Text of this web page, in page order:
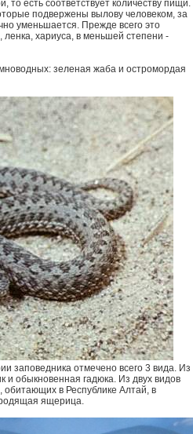
то есть соответствует количеству пищи.
подвержены вылову человеком, за
уменьшается. Прежде всего это
хариуса, в меньшей степени -
зеленая жаба и остромордая
заповедника отмечено всего 3 вида. Из
обыкновенная гадюка. Из двух видов
в Республике Алтай, в
ящерица.